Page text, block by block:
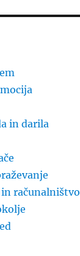
in darila
računalništvo